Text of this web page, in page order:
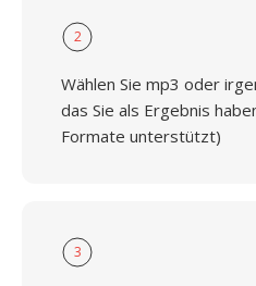
2
Wählen Sie mp3 oder
das Sie als Ergebnis
Formate unterstützt)
3